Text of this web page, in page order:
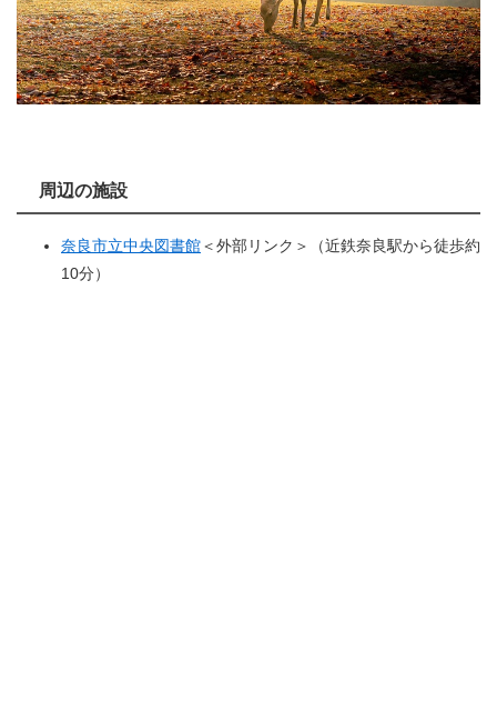
周辺の施設
奈良市立中央図書館＜外部リンク＞
（近鉄奈良駅から徒歩約
10分）